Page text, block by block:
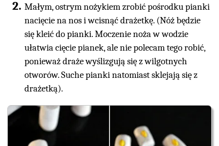
Małym, ostrym nożykiem zrobić pośrodku pianki
nacięcie na nos i wcisnąć drażetkę. (Nóż będzie
się kleić do pianki. Moczenie noża w wodzie
ułatwia cięcie pianek, ale nie polecam tego robić,
ponieważ draże wyślizgują się z wilgotnych
otworów. Suche pianki natomiast sklejają się z
drażetką).